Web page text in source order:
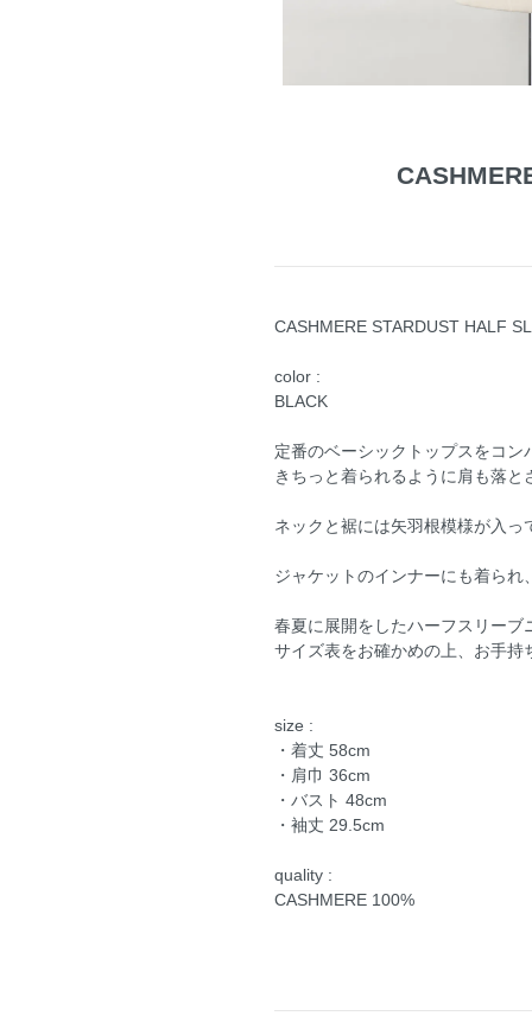
CASHMERE STARDUST HALF
color :
BLACK
定番のベーシックトップスをコ
きちっと着られるように肩も落
ネックと裾には矢羽根模様が入っ
ジャケットのインナーにも着ら
春夏に展開をしたハーフスリー
サイズ表をお確かめの上、お手
size :
・着丈 58cm
・肩巾 36cm
・バスト 48cm
・袖丈 29.5cm
quality :
CASHMERE 100%